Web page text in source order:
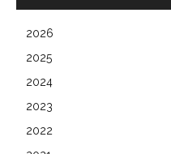
2026
2025
2024
2023
2022